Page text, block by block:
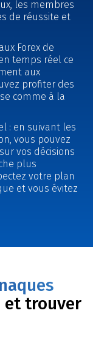
les membres
de réussite et
Forex de
temps réel ce
aux
profiter des
comme à la
: en suivant les
vous pouvez
vos décisions
plus
votre plan
et vous évitez
et trouver